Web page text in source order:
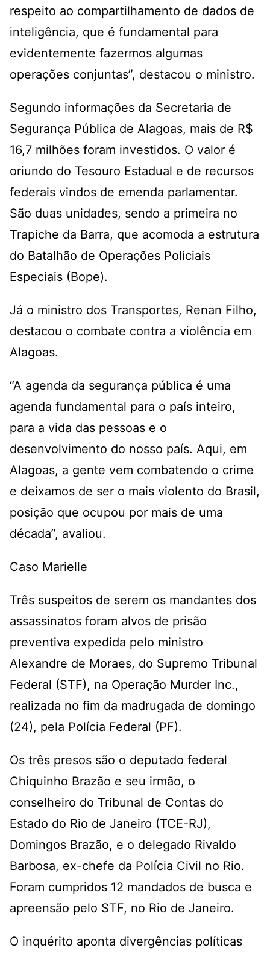
respeito ao compartilhamento de dados de
inteligência, que é fundamental para
evidentemente fazermos algumas
operações conjuntas”, destacou o ministro.
Segundo informações da Secretaria de
Segurança Pública de Alagoas, mais de R$
16,7 milhões foram investidos. O valor é
oriundo do Tesouro Estadual e de recursos
federais vindos de emenda parlamentar.
São duas unidades, sendo a primeira no
Trapiche da Barra, que acomoda a estrutura
do Batalhão de Operações Policiais
Especiais (Bope).
Já o ministro dos Transportes, Renan Filho,
destacou o combate contra a violência em
Alagoas.
“A agenda da segurança pública é uma
agenda fundamental para o país inteiro,
para a vida das pessoas e o
desenvolvimento do nosso país. Aqui, em
Alagoas, a gente vem combatendo o crime
e deixamos de ser o mais violento do Brasil,
posição que ocupou por mais de uma
década”, avaliou.
Caso Marielle
Três suspeitos de serem os mandantes dos
assassinatos foram alvos de prisão
preventiva expedida pelo ministro
Alexandre de Moraes, do Supremo Tribunal
Federal (STF), na Operação Murder Inc.,
realizada no fim da madrugada de domingo
(24), pela Polícia Federal (PF).
Os três presos são o deputado federal
Chiquinho Brazão e seu irmão, o
conselheiro do Tribunal de Contas do
Estado do Rio de Janeiro (TCE-RJ),
Domingos Brazão, e o delegado Rivaldo
Barbosa, ex-chefe da Polícia Civil no Rio.
Foram cumpridos 12 mandados de busca e
apreensão pelo STF, no Rio de Janeiro.
O inquérito aponta divergências políticas